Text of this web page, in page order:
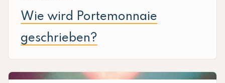
Wie wird Portemonnaie
geschrieben?